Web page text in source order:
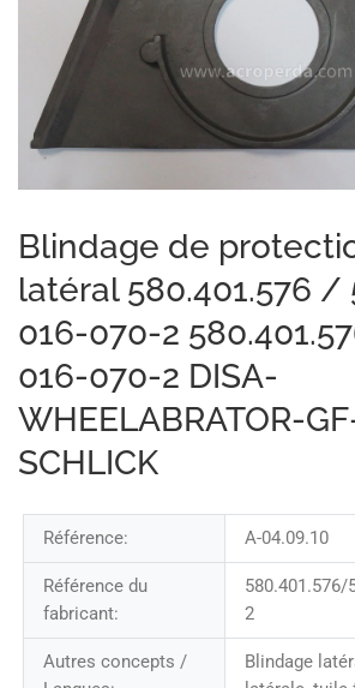
Blindage de
latéral 580.401.576 /
016-070-2
016-070-2 DISA-
WHEELABRATOR-
SCHLICK
Référence: A-04.09.10
Référence du
fabricant:
580.401.576/
2
Autres concepts /
Blindage